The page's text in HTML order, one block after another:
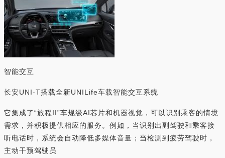
智能交互
长安UNI-T搭载全新UNILife车载智能交互系统
它集成了“旅程II”车规级AI芯片和机器视觉，可以识别乘客的情境
需求，并积极提供相应的服务。例如，当识别出副驾驶和乘客接
听电话时，系统会自动降低多媒体音量；当检测到疲劳驾驶时，
主动干预驾驶员